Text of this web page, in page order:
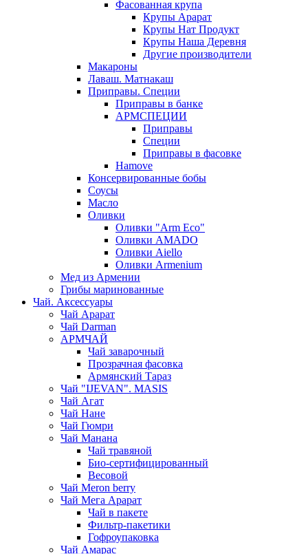
Фасованная крупа
Крупы Арарат
Крупы Нат Продукт
Крупы Наша Деревня
Другие производители
Макароны
Лаваш. Матнакаш
Приправы. Специи
Приправы в банке
АРМСПЕЦИИ
Приправы
Специи
Приправы в фасовке
Hamove
Консервированные бобы
Соусы
Масло
Оливки
Оливки "Arm Eco"
Оливки AMADO
Оливки Aiello
Оливки Armenium
Мед из Армении
Грибы маринованные
Чай. Аксессуары
Чай Арарат
Чай Darman
АРМЧАЙ
Чай заварочный
Прозрачная фасовка
Армянский Тараз
Чай "IJEVAN". MASIS
Чай Агат
Чай Нане
Чай Гюмри
Чай Манана
Чай травяной
Био-сертифицированный
Весовой
Чай Meron berry
Чай Мега Арарат
Чай в пакете
Фильтр-пакетики
Гофроупаковка
Чай Амарас